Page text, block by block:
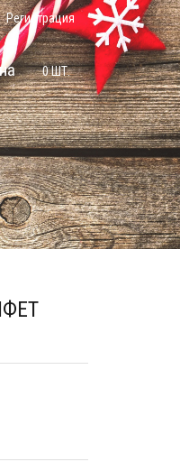
Регистрация
0ШТ.